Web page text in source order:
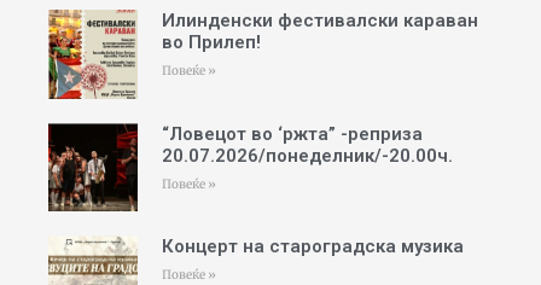
Илинденски фестивалски караван
во Прилеп!
Повеќе »
“Ловецот во ‘ржта” -реприза
20.07.2026/понеделник/-20.00ч.
Повеќе »
Концерт на староградска музика
Повеќе »